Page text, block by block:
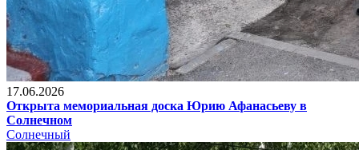
17.06.2026
Открыта мемориальная доска Юрию Афанасьеву в
Солнечном
Солнечный